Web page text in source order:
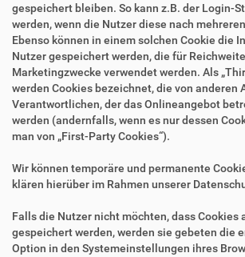
gespeichert bleiben. So kann z.B. der Login-
werden, wenn die Nutzer diese nach
Ebenso können in einem solchen Cookie die
Nutzer gespeichert werden, die für
Marketingzwecke verwendet werden. Als
werden Cookies bezeichnet, die von anderen
Verantwortlichen, der das Onlineangebot
werden (andernfalls, wenn es nur dessen
man von „First-Party Cookies“).
Wir können temporäre und permanente
klären hierüber im Rahmen unserer
Falls die Nutzer nicht möchten, dass Cookies
gespeichert werden, werden sie gebeten die
Option in den Systemeinstellungen ihres